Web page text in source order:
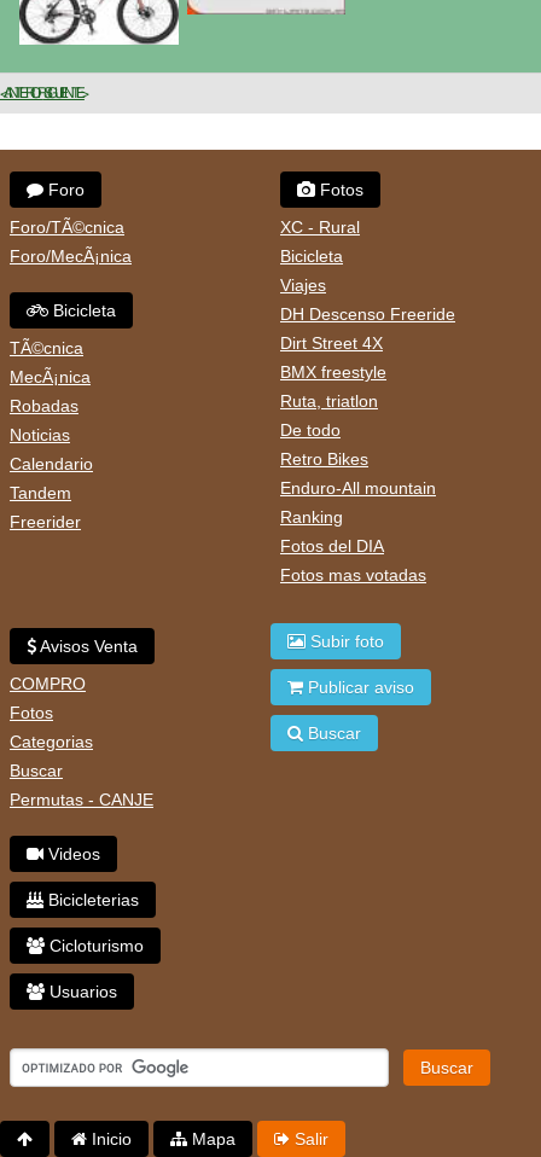
< ANTERIORSIGUIENTE >
Foro
Foro/TÃ©cnica
Foro/MecÃ¡nica
Bicicleta
TÃ©cnica
MecÃ¡nica
Robadas
Noticias
Calendario
Tandem
Freerider
Fotos
XC - Rural
Bicicleta
Viajes
DH Descenso Freeride
Dirt Street 4X
BMX freestyle
Ruta, triatlon
De todo
Retro Bikes
Enduro-All mountain
Ranking
Fotos del DIA
Fotos mas votadas
Avisos Venta
COMPRO
Fotos
Categorias
Buscar
Permutas - CANJE
Videos
Bicicleterias
Cicloturismo
Usuarios
Subir foto
Publicar aviso
Buscar
Buscar
Inicio Mapa Salir